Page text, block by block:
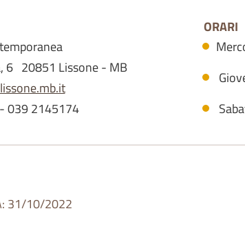
6 20851 Lissone - MB
039 2145174
ORARI
31/10/2022